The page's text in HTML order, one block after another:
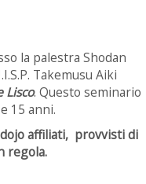
la palestra Shodan
Takemusu Aiki
Lisco. Questo seminario
15 anni.
affiliati, provvisti di
regola.